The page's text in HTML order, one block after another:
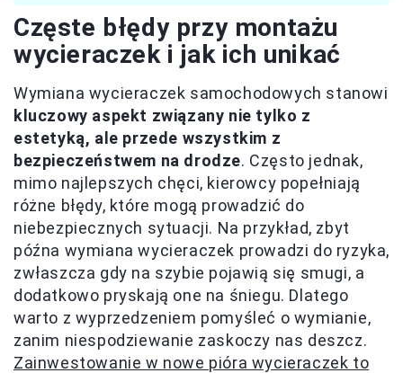
Częste błędy przy montażu
wycieraczek i jak ich unikać
Wymiana wycieraczek samochodowych stanowi
kluczowy aspekt związany nie tylko z
estetyką, ale przede wszystkim z
bezpieczeństwem na drodze. Często jednak,
mimo najlepszych chęci, kierowcy popełniają
różne błędy, które mogą prowadzić do
niebezpiecznych sytuacji. Na przykład, zbyt
późna wymiana wycieraczek prowadzi do ryzyka,
zwłaszcza gdy na szybie pojawią się smugi, a
dodatkowo pryskają one na śniegu. Dlatego
warto z wyprzedzeniem pomyśleć o wymianie,
zanim niespodziewanie zaskoczy nas deszcz.
Zainwestowanie w nowe pióra wycieraczek to